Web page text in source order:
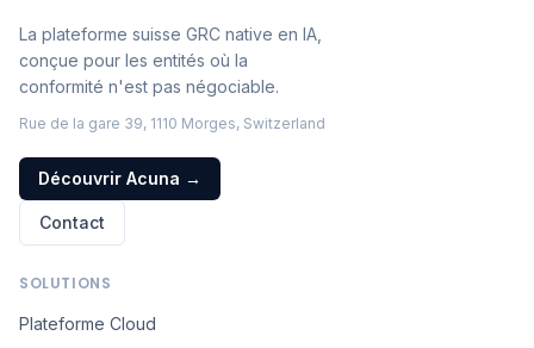
La plateforme suisse GRC native en IA,
conçue pour les entités où la
conformité n'est pas négociable.
Rue de la gare 39, 1110 Morges, Switzerland
Découvrir Acuna →
Contact
SOLUTIONS
Plateforme Cloud